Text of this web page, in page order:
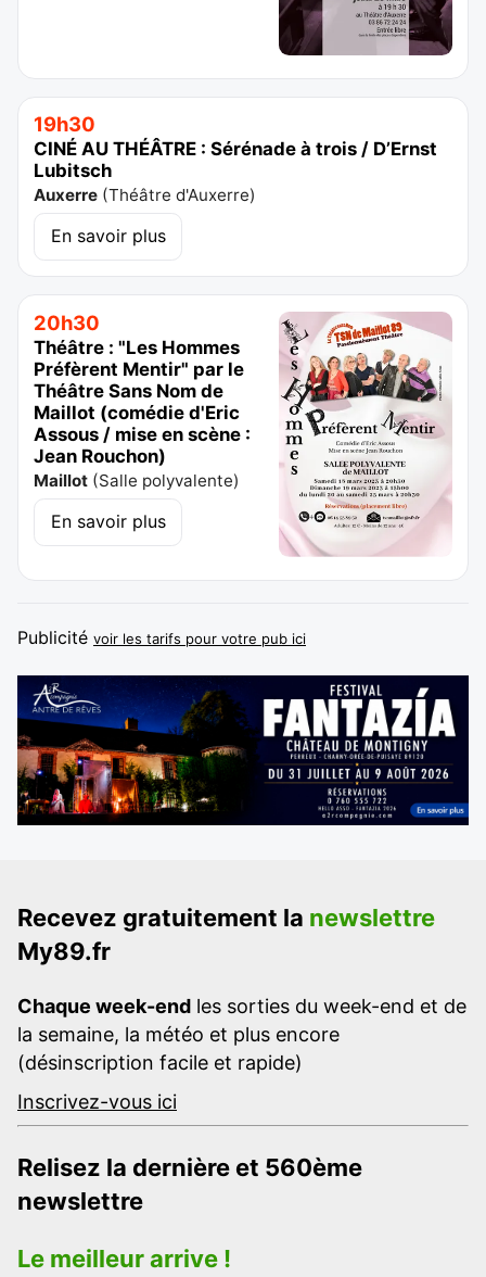
19h30
CINÉ AU THÉÂTRE : Sérénade à trois / D’Ernst
Lubitsch
Auxerre (Théâtre d'Auxerre)
En savoir plus
20h30
Théâtre : "Les Hommes
Préfèrent Mentir" par le
Théâtre Sans Nom de
Maillot (comédie d'Eric
Assous / mise en scène :
Jean Rouchon)
Maillot (Salle polyvalente)
En savoir plus
Publicité voir les tarifs pour votre pub ici
Recevez gratuitement la newslettre
My89.fr
Chaque week-end les sorties du week-end et de
la semaine, la météo et plus encore
(désinscription facile et rapide)
Inscrivez-vous ici
Relisez la dernière et 560ème
newslettre
Le meilleur arrive !